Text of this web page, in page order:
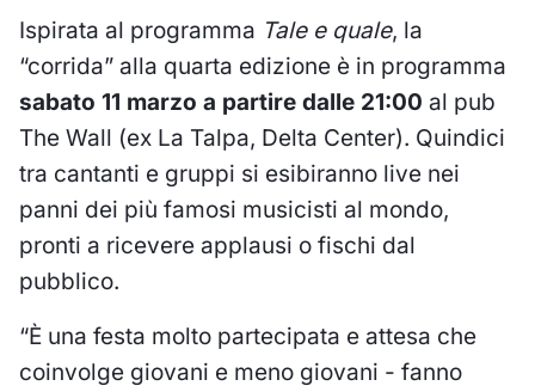
Ispirata al programma Tale e quale, la
“corrida” alla quarta edizione è in programma
sabato 11 marzo a partire dalle 21:00 al pub
The Wall (ex La Talpa, Delta Center). Quindici
tra cantanti e gruppi si esibiranno live nei
panni dei più famosi musicisti al mondo,
pronti a ricevere applausi o fischi dal
pubblico.
“È una festa molto partecipata e attesa che
coinvolge giovani e meno giovani - fanno